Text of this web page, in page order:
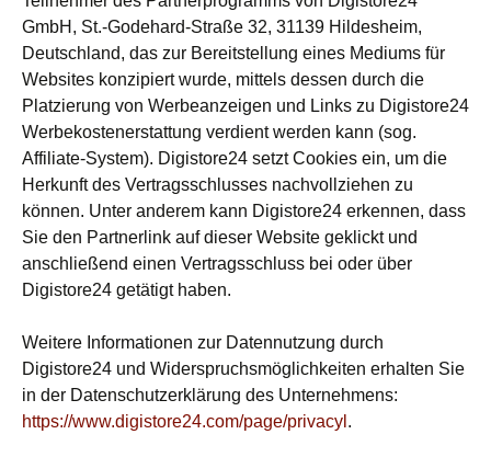
GmbH, St.-Godehard-Straße 32, 31139 Hildesheim,
Deutschland, das zur Bereitstellung eines Mediums für
Websites konzipiert wurde, mittels dessen durch die
Platzierung von Werbeanzeigen und Links zu Digistore24
Werbekostenerstattung verdient werden kann (sog.
Affiliate-System). Digistore24 setzt Cookies ein, um die
Herkunft des Vertragsschlusses nachvollziehen zu
können. Unter anderem kann Digistore24 erkennen, dass
Sie den Partnerlink auf dieser Website geklickt und
anschließend einen Vertragsschluss bei oder über
Digistore24 getätigt haben.
Weitere Informationen zur Datennutzung durch
Digistore24 und Widerspruchsmöglichkeiten erhalten Sie
in der Datenschutzerklärung des Unternehmens:
https://www.digistore24.com/page/privacyl .